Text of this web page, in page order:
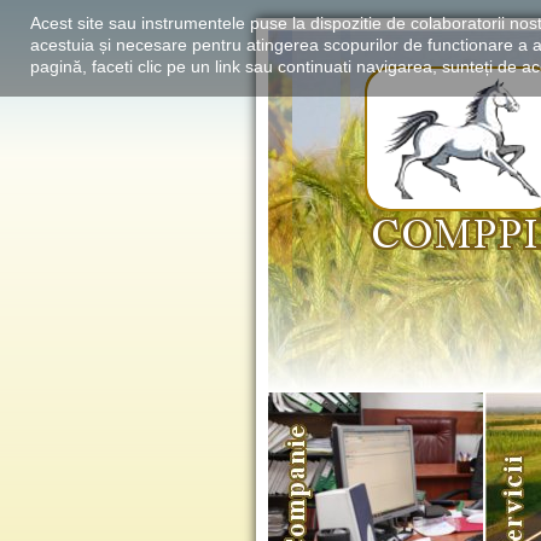
Acest site sau instrumentele puse la dispozitie de colaboratorii
acestuia și necesare pentru atingerea scopurilor de functionare a
pagină, faceti clic pe un link sau continuati navigarea, sunteți de